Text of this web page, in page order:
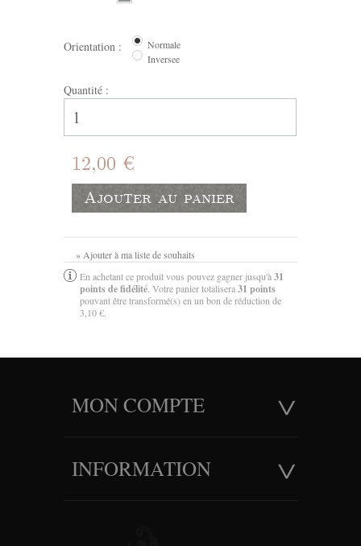
Orientation :
Normale
Inversee
Quantité :
12,00 €
Ajouter au panier
» Ajouter à ma liste de souhaits
En achetant ce produit vous pouvez gagner jusqu'à31
points de fidélité . Votre panier totalisera31 points
pouvant être transformé(s) en un bon de réduction de
3,10 €
MON COMPTE
INFORMATION